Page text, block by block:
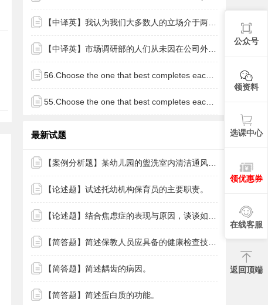
最新试题
【论述题】试述托幼机构保育员的主要职责。
【简答题】简述龋齿的病因。
【简答题】简述蛋白质的功能。
公众号
领资料
选课中心
领优惠券
在线客服
返回顶端